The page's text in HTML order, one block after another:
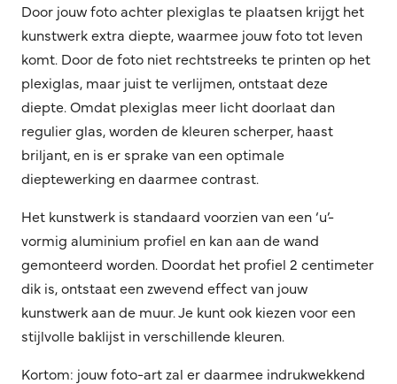
Door jouw foto achter plexiglas te plaatsen krijgt het
kunstwerk extra diepte, waarmee jouw foto tot leven
komt. Door de foto niet rechtstreeks te printen op het
plexiglas, maar juist te verlijmen, ontstaat deze
diepte. Omdat plexiglas meer licht doorlaat dan
regulier glas, worden de kleuren scherper, haast
briljant, en is er sprake van een optimale
dieptewerking en daarmee contrast.
Het kunstwerk is standaard voorzien van een ‘u’-
vormig aluminium profiel en kan aan de wand
gemonteerd worden. Doordat het profiel 2 centimeter
dik is, ontstaat een zwevend effect van jouw
kunstwerk aan de muur. Je kunt ook kiezen voor een
stijlvolle baklijst in verschillende kleuren.
Kortom: jouw foto-art zal er daarmee indrukwekkend